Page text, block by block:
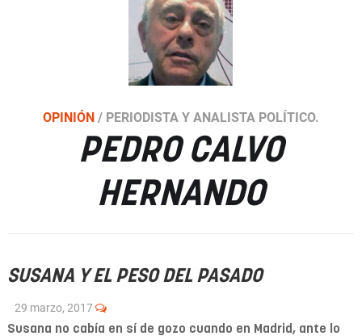
OPINIÓN/ PERIODISTA Y ANALISTA POLÍTICO.
PEDRO CALVO
HERNANDO
SUSANA Y EL PESO DEL PASADO
29 marzo, 2017
Susana no cabía en sí de gozo cuando en Madrid, ante lo